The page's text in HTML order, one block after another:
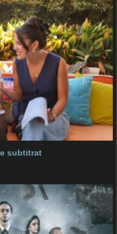
subtitrat